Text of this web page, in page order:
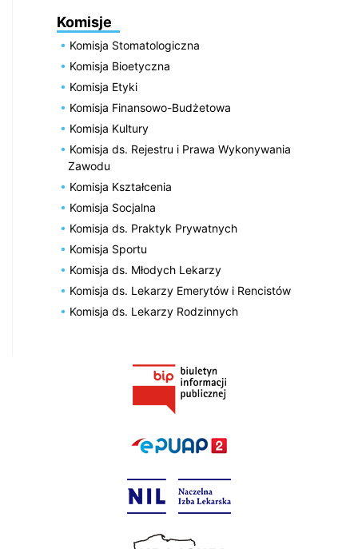
Komisje
Komisja Stomatologiczna
Komisja Bioetyczna
Komisja Etyki
Komisja Finansowo-Budżetowa
Komisja Kultury
Komisja ds. Rejestru i Prawa Wykonywania
Zawodu
Komisja Kształcenia
Komisja Socjalna
Komisja ds. Praktyk Prywatnych
Komisja Sportu
Komisja ds. Młodych Lekarzy
Komisja ds. Lekarzy Emerytów i Rencistów
Komisja ds. Lekarzy Rodzinnych